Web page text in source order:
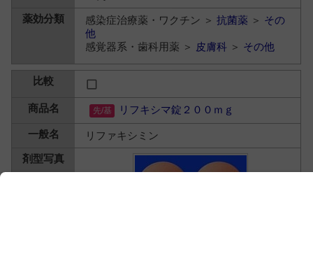
感染症治療薬・ワクチン ＞抗菌薬 ＞ その
他
感覚器系・歯科用薬 ＞ 皮膚科 ＞ その他
リフキシマ錠２００ｍｇ
リファキシミン